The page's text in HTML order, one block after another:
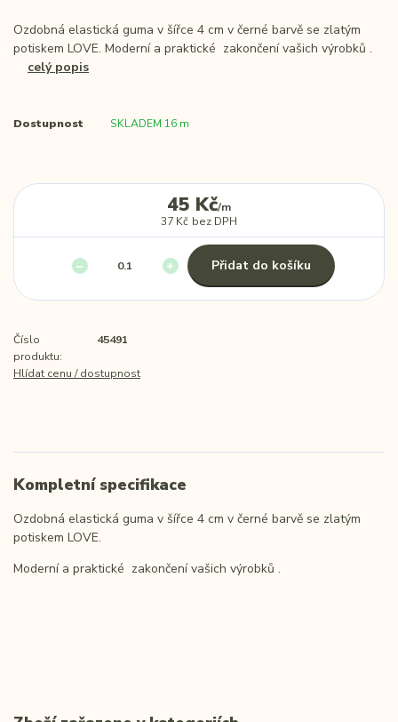
Ozdobná elastická guma v šířce 4 cm v černé barvě se zlatým
potiskem LOVE. Moderní a praktické zakončení vašich výrobků .
celý popis
Dostupnost SKLADEM 16 m
45 Kč/m
37 Kč bez DPH
Přidat do košíku
Číslo
produktu:
45491
Hlídat cenu / dostupnost
Kompletní specifikace
Ozdobná elastická guma v šířce 4 cm v černé barvě se zlatým
potiskem LOVE.
Moderní a praktické zakončení vašich výrobků .